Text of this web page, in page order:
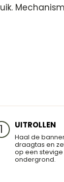
1 UITROLLEN
Haal de
draagtas en
op een stevige
ondergrond.